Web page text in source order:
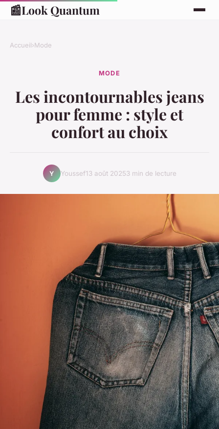
📰Look Quantum
Accueil›Mode
MODE
Les incontournables jeans
pour femme : style et
confort au choix
Y Youssef13 août 20253 min de lecture